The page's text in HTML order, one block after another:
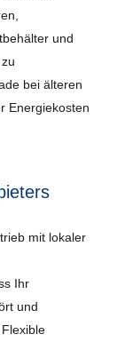
und
bei älteren
Energiekosten
mit lokaler
Ihr
und
Flexible